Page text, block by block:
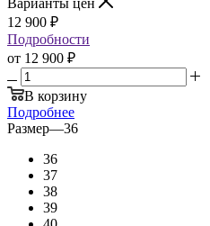
12 900 ₽
Подробности
от 12 900 ₽
В корзину
Подробнее
Размер—36
36
37
38
39